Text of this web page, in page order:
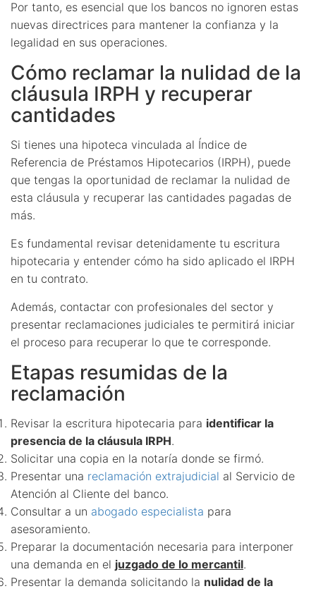
Por tanto, es esencial que los bancos no ignoren estas
nuevas directrices para mantener la confianza y la
legalidad en sus operaciones.
Cómo reclamar la nulidad de la
cláusula IRPH y recuperar
cantidades
Si tienes una hipoteca vinculada al Índice de
Referencia de Préstamos Hipotecarios (IRPH), puede
que tengas la oportunidad de reclamar la nulidad de
esta cláusula y recuperar las cantidades pagadas de
más.
Es fundamental revisar detenidamente tu escritura
hipotecaria y entender cómo ha sido aplicado el IRPH
en tu contrato.
Además, contactar con profesionales del sector y
presentar reclamaciones judiciales te permitirá iniciar
el proceso para recuperar lo que te corresponde.
Etapas resumidas de la
reclamación
Revisar la escritura hipotecaria para identificar la
presencia de la cláusula IRPH.
Solicitar una copia en la notaría donde se firmó.
Presentar una reclamación extrajudicial al Servicio de
Atención al Cliente del banco.
Consultar a un abogado especialista para
asesoramiento.
Preparar la documentación necesaria para interponer
una demanda en el juzgado de lo mercantil.
Presentar la demanda solicitando la nulidad de la